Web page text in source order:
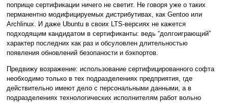
поприще сертификации ничего не светит. Не говоря уже о таких
перманентно модифицируемых дистрибутивах, как Gentoo или
Archlinux. И даже Ubuntu в своих LTS-версиях не кажется
подходящим кандидатом в сертификанты: ведь “долгоиграющий”
характер последних как раз и обсуловлен длительностью
появления обновлений безопаности и бэкпортов.
Предвижу возражение: использование сертифицированного софта
необходимо только в тех подразделениях предприятия, где
действительно имеют дело с персональными данными, а в
подразделениях технологических исполнителям работ вольно